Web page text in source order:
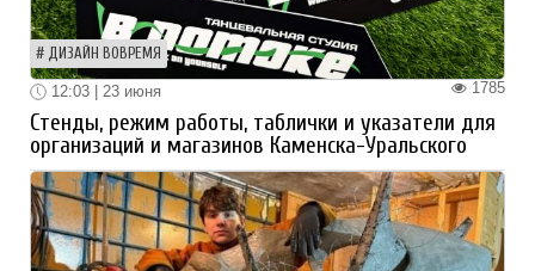
ДИЗАЙН ВОВРЕМЯ
1785
12:03 | 23 июня
Стенды, режим работы, таблички и указатели для
организаций и магазинов Каменска-Уральского